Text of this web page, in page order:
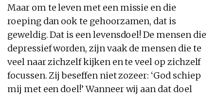
Maar om te leven met een missie en die
roeping dan ook te gehoorzamen, dat is
geweldig. Dat is een levensdoel! De mensen die
depressief worden, zijn vaak de mensen die te
veel naar zichzelf kijken en te veel op zichzelf
focussen. Zij beseffen niet zozeer: ‘God schiep
mij met een doel!’ Wanneer wij aan dat doel